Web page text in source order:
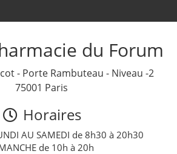
du Forum
- Porte Rambuteau - Niveau -2
75001 Paris
Horaires
AU SAMEDI de 8h30 à 20h30
de 10h à 20h